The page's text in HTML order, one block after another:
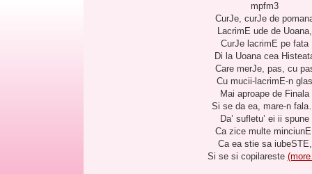
CurJe, curJe de
LacrimE ude de Uoana,
CurJe lacrimE pe fata
Di la Uoana cea
Care merJe, pas, cu
Cu mucii-lacrimE-n glas
Mai aproape de Finala
Si se da ea, mare-n
Da’ sufletu’ ei ii spune
Ca zice multe
Ca ea stie sa iubeSTE,
Si se si copilareste